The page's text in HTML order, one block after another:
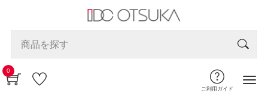
0
ご利用ガイド